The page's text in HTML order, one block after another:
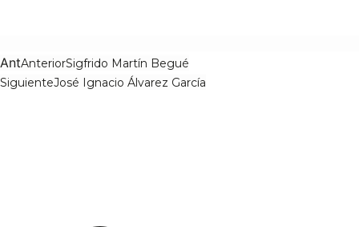
AntAnteriorSigfrido Martín Begué
SiguienteJosé Ignacio Álvarez García